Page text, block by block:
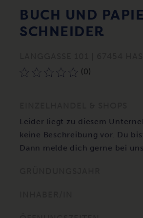
BUCH UND
SCHNEIDER
(0)
Leider liegt zu diesem
keine Beschreibung vor. Du
Dann melde dich gerne bei